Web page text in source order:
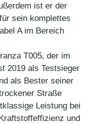
ist er der
sein komplettes
A im Bereich
T005, der im
2019 als Testsieger
als Bester seiner
Straße
Leistung bei
und